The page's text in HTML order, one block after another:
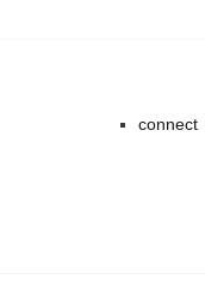
connect